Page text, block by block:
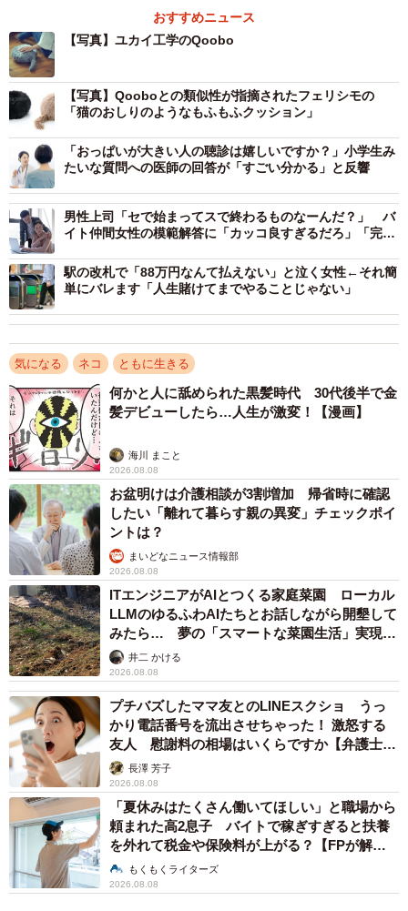
3/10
ユカイ工学「Qoobo」のサイトより
一方、ユカイ工学のQooboは、公式サイトによると、「し
っぽのついたクッション型セラピーロボット」。特徴は
「そっと撫でるとふわふわと、たくさん撫でるとぶんぶん
と、そしてときどき気まぐれに、しっぽを振って応えてく
れ」ることという。発売は2018年。
4/10
ユカイ工学の「Qoobo」（プレスリリースより）
数日前からSNSでは「もふもふクッション」と「Qoobo」
が酷似していることに気づいた人が「パクリではないか」
と指摘する投稿が相次ぐ事態に。ユカイ工学代表の青木俊
介さんもXで「意匠登録してるんですけど…」と戸惑いの声
を上げるなどしており、フェリシモ側の動向が注目されて
いた。
おすすめニュース
【写真】ユカイ工学のQoobo
【写真】Qooboとの類似性が指摘されたフェリシモの
「猫のおしりのようなもふもふクッション」
「おっぱいが大きい人の聴診は嬉しいですか？」小学生み
たいな質問への医師の回答が「すごい分かる」と反響
男性上司「セで始まってスで終わるものなーんだ？」 バ
イト仲間女性の模範解答に「カッコ良すぎるだろ」「完璧
駅の改札で「88万円なんて払えない」と泣く女性←それ簡
単にバレます「人生賭けてまでやることじゃない」
気になる ネコ ともに生きる
何かと人に舐められた黒髪時代 30代後半で金
髪デビューしたら…人生が激変！【漫画】
海川 まこと
2026.08.08
お盆明けは介護相談が3割増加 帰省時に確認
したい「離れて暮らす親の異変」チェックポイ
ントは？
まいどなニュース情報部
2026.08.08
ITエンジニアがAIとつくる家庭菜園 ローカル
LLMのゆるふわAIたちとお話しながら開墾して
みたら… 夢の「スマートな菜園生活」実現な
るか井二 かける
2026.08.08
プチバズしたママ友とのLINEスクショ うっ
かり電話番号を流出させちゃった！ 激怒する
友人 慰謝料の相場はいくらですか【弁護士が
解説】長澤 芳子
2026.08.08
「夏休みはたくさん働いてほしい」と職場から
頼まれた高2息子 バイトで稼ぎすぎると扶養
を外れて税金や保険料が上がる？【FPが解
説】もくもくライターズ
2026.08.08